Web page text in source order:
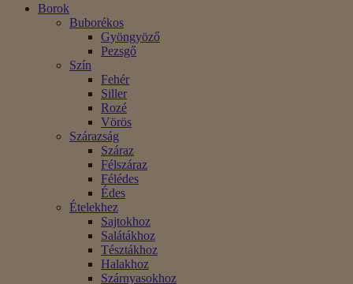
Borok
Buborékos
Gyöngyöző
Pezsgő
Szín
Fehér
Siller
Rozé
Vörös
Szárazság
Száraz
Félszáraz
Félédes
Édes
Ételekhez
Sajtokhoz
Salátákhoz
Tésztákhoz
Halakhoz
Szárnyasokhoz